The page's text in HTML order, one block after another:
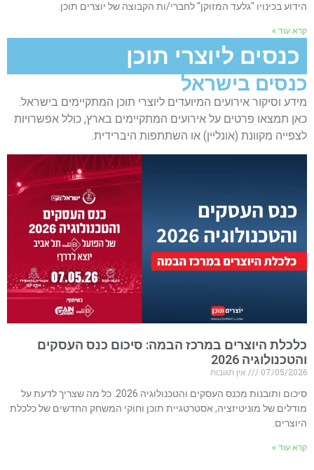
הידוע בכינויו "גלעד המזוקן" לחברי/ות הקבוצה של יוצרים תוכן.
קרא עוד »
כנסים ליוצרי תוכן
כנסים בישראל
מידע וסיקור אירועים המיועדים ליוצרי תוכן המתקיימים בישראל.
כאן תמצאו פרטים על אירועים המתקיימים בארץ, כולל אפשרויות
לצפייה מקוונת (אונליין) או השתתפות היברידית.
כלכלת היוצרים במרכז הבמה: סיכום כנס העסקים
והטכנולוגיה 2026
07/05/2026
אין תגובות
סיכום ותובנות מכנס העסקים והטכנולוגיה 2026. כל מה שצריך לדעת על
מודלים של מוניטיזציה, אסטרטגיית תוכן וחוקי המשחק החדשים של כלכלת
היוצרים.
קרא עוד »